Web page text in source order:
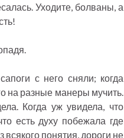
Уходите, болваны, а
с него сняли; когда
на разные манеры мучить.
Когда уж увидела, что
есть духу побежала где
всякого понятия, дороги не